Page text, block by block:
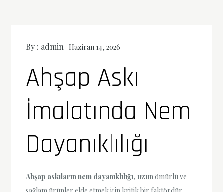
By : admin Haziran 14, 2026
Ahşap Askı
İmalatında Nem
Dayanıklılığı
Ahşap askıların nem dayanıklılığı, uzun ömürlü ve